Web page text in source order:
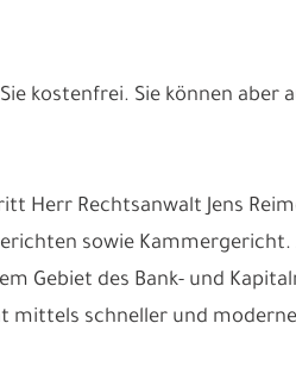
kostenfrei. Sie können aber
Herr Rechtsanwalt Jens
sowie
Gebiet des Bank- und
mittels schneller und